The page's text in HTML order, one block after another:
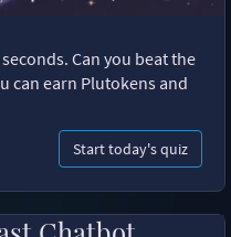
Can you beat the
can earn Plutokens and
Start today's quiz